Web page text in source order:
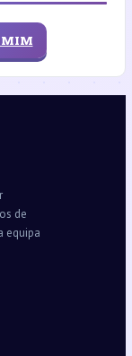
MIM
de
equipa